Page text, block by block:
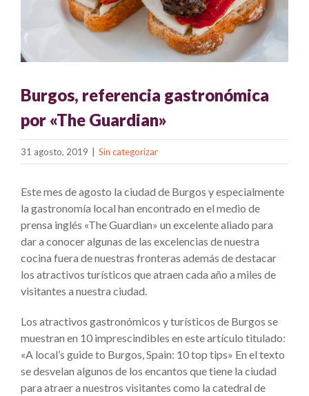
Burgos, referencia gastronómica
por «The Guardian»
31 agosto, 2019 Sin categorizar
Este mes de agosto la ciudad de Burgos y especialmente
la gastronomía local han encontrado en el medio de
prensa inglés «The Guardian» un excelente aliado para
dar a conocer algunas de las excelencias de nuestra
cocina fuera de nuestras fronteras además de destacar
los atractivos turísticos que atraen cada año a miles de
visitantes a nuestra ciudad.
Los atractivos gastronómicos y turísticos de Burgos se
muestran en 10 imprescindibles en este artículo titulado:
«A local’s guide to Burgos, Spain: 10 top tips» En el texto
se desvelan algunos de los encantos que tiene la ciudad
para atraer a nuestros visitantes como la catedral de